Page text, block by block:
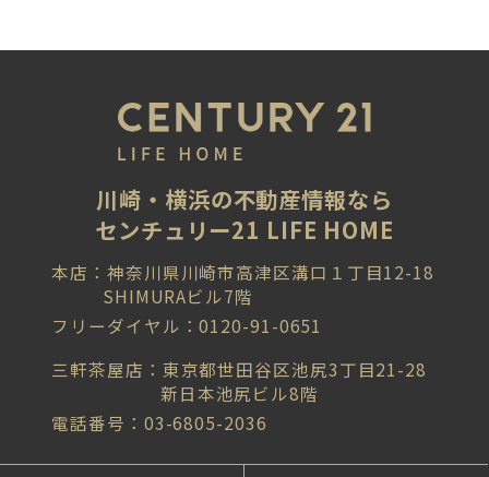
川崎・横浜の不動産情報なら
センチュリー21 LIFE HOME
本店：神奈川県川崎市高津区溝口１丁目12-18
SHIMURAビル7階
フリーダイヤル：0120-91-0651
三軒茶屋店：東京都世田谷区池尻3丁目21-28
新日本池尻ビル8階
電話番号：03-6805-2036